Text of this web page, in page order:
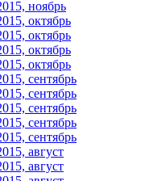
ноябрь
октябрь
октябрь
октябрь
октябрь
сентябрь
сентябрь
сентябрь
сентябрь
сентябрь
август
август